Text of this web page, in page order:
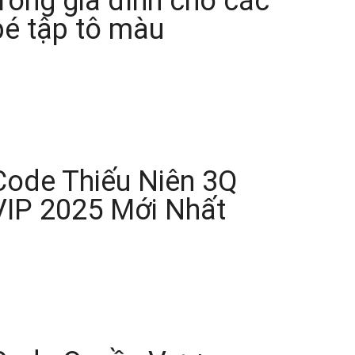
tập tô màu
Thiếu Niên 3Q
2025 Mới Nhất